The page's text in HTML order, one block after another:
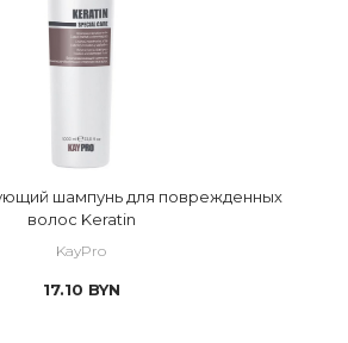
шампунь для поврежденных
волос Keratin
KayPro
17.10 BYN